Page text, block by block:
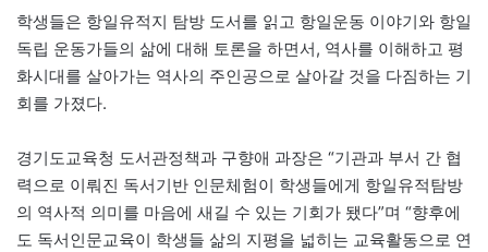
학생들은 항일유적지 탐방 도서를 읽고 항일운동 이야기와 항일
독립 운동가들의 삶에 대해 토론을 하면서, 역사를 이해하고 평
화시대를 살아가는 역사의 주인공으로 살아갈 것을 다짐하는 기
회를 가졌다.
경기도교육청 도서관정책과 구향애 과장은 “기관과 부서 간 협
력으로 이뤄진 독서기반 인문체험이 학생들에게 항일유적탐방
의 역사적 의미를 마음에 새길 수 있는 기회가 됐다”며 “향후에
도 독서인문교육이 학생들 삶의 지평을 넓히는 교육활동으로 연